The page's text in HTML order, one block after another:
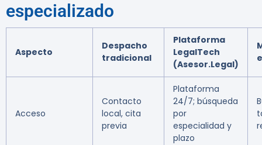
especializado
Aspecto
Despacho
tradicional
Plataforma
LegalTech
(Asesor.Legal)
Acceso
Contacto
local, cita
previa
Plataforma
24/7; búsqueda
por
especialidad y
plazo